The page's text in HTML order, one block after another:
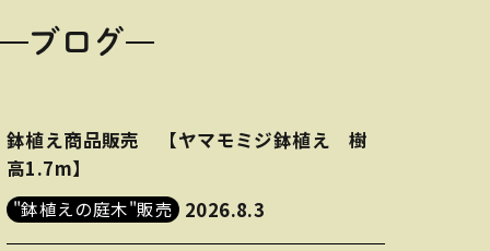
ブログ
鉢植え商品販売 【ヤマモミジ鉢植え 樹
高1.7m】
"鉢植えの庭木"販売 2026.8.3